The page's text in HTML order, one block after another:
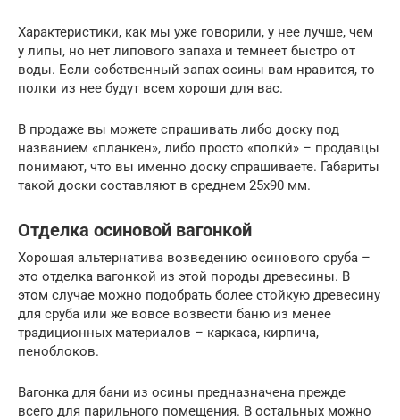
Характеристики, как мы уже говорили, у нее лучше, чем
у липы, но нет липового запаха и темнеет быстро от
воды. Если собственный запах осины вам нравится, то
полки из нее будут всем хороши для вас.
В продаже вы можете спрашивать либо доску под
названием «планкен», либо просто «полки́» – продавцы
понимают, что вы именно доску спрашиваете. Габариты
такой доски составляют в среднем 25х90 мм.
Отделка осиновой вагонкой
Хорошая альтернатива возведению осинового сруба –
это отделка вагонкой из этой породы древесины. В
этом случае можно подобрать более стойкую древесину
для сруба или же вовсе возвести баню из менее
традиционных материалов – каркаса, кирпича,
пеноблоков.
Вагонка для бани из осины предназначена прежде
всего для парильного помещения. В остальных можно